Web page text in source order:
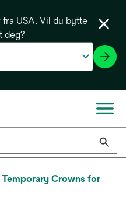
USA. Vil du bytte
deg?
Crowns for